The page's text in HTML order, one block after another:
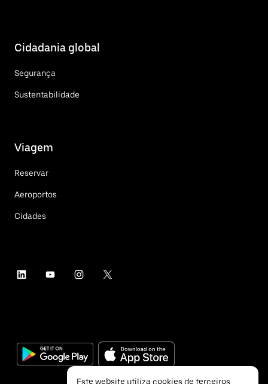
Cidadania global
Segurança
Sustentabilidade
Viagem
Reservar
Aeroportos
Cidades
Este website utiliza cookies de terceiros